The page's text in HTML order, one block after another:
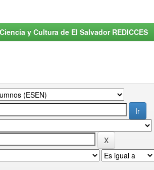
y Cultura de El Salvador REDICCES